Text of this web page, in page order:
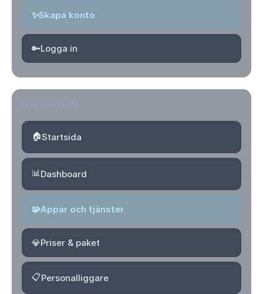
✨Skapa konto
🔑Logga in
🏠Startsida
📊Dashboard
🧩Appar och tjänster
💎Priser & paket
📋Personalliggare